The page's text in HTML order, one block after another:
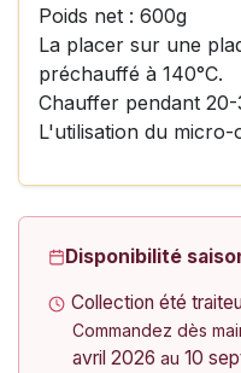
Poids net : 600g
La placer sur une
préchauffé à 140°C.
Chauffer pendant 20-
L'utilisation du micro-
Disponibilité
Collection été
Commandez dès
avril 2026 au 10